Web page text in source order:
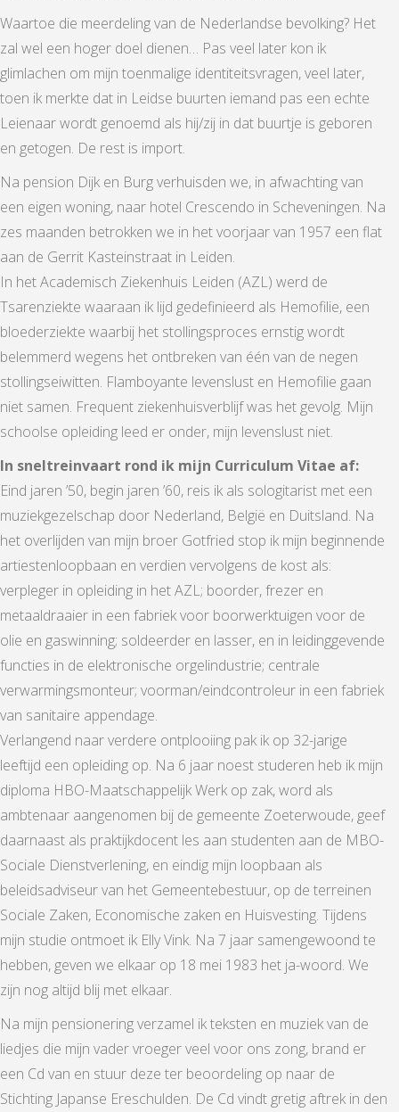
Waartoe die meerdeling van de Nederlandse bevolking? Het
zal wel een hoger doel dienen… Pas veel later kon ik
glimlachen om mijn toenmalige identiteitsvragen, veel later,
toen ik merkte dat in Leidse buurten iemand pas een echte
Leienaar wordt genoemd als hij/zij in dat buurtje is geboren
en getogen. De rest is import.
Na pension Dijk en Burg verhuisden we, in afwachting van
een eigen woning, naar hotel Crescendo in Scheveningen. Na
zes maanden betrokken we in het voorjaar van 1957 een flat
aan de Gerrit Kasteinstraat in Leiden.
In het Academisch Ziekenhuis Leiden (AZL) werd de
Tsarenziekte waaraan ik lijd gedefinieerd als Hemofilie, een
bloederziekte waarbij het stollingsproces ernstig wordt
belemmerd wegens het ontbreken van één van de negen
stollingseiwitten. Flamboyante levenslust en Hemofilie gaan
niet samen. Frequent ziekenhuisverblijf was het gevolg. Mijn
schoolse opleiding leed er onder, mijn levenslust niet.
In sneltreinvaart rond ik mijn Curriculum Vitae af:
Eind jaren ’50, begin jaren ’60, reis ik als sologitarist met een
muziekgezelschap door Nederland, België en Duitsland. Na
het overlijden van mijn broer Gotfried stop ik mijn beginnende
artiestenloopbaan en verdien vervolgens de kost als:
verpleger in opleiding in het AZL; boorder, frezer en
metaaldraaier in een fabriek voor boorwerktuigen voor de
olie en gaswinning; soldeerder en lasser, en in leidinggevende
functies in de elektronische orgelindustrie; centrale
verwarmingsmonteur; voorman/eindcontroleur in een fabriek
van sanitaire appendage.
Verlangend naar verdere ontplooiing pak ik op 32-jarige
leeftijd een opleiding op. Na 6 jaar noest studeren heb ik mijn
diploma HBO-Maatschappelijk Werk op zak, word als
ambtenaar aangenomen bij de gemeente Zoeterwoude, geef
daarnaast als praktijkdocent les aan studenten aan de MBO-
Sociale Dienstverlening, en eindig mijn loopbaan als
beleidsadviseur van het Gemeentebestuur, op de terreinen
Sociale Zaken, Economische zaken en Huisvesting. Tijdens
mijn studie ontmoet ik Elly Vink. Na 7 jaar samengewoond te
hebben, geven we elkaar op 18 mei 1983 het ja-woord. We
zijn nog altijd blij met elkaar.
Na mijn pensionering verzamel ik teksten en muziek van de
liedjes die mijn vader vroeger veel voor ons zong, brand er
een Cd van en stuur deze ter beoordeling op naar de
Stichting Japanse Ereschulden. De Cd vindt gretig aftrek in den